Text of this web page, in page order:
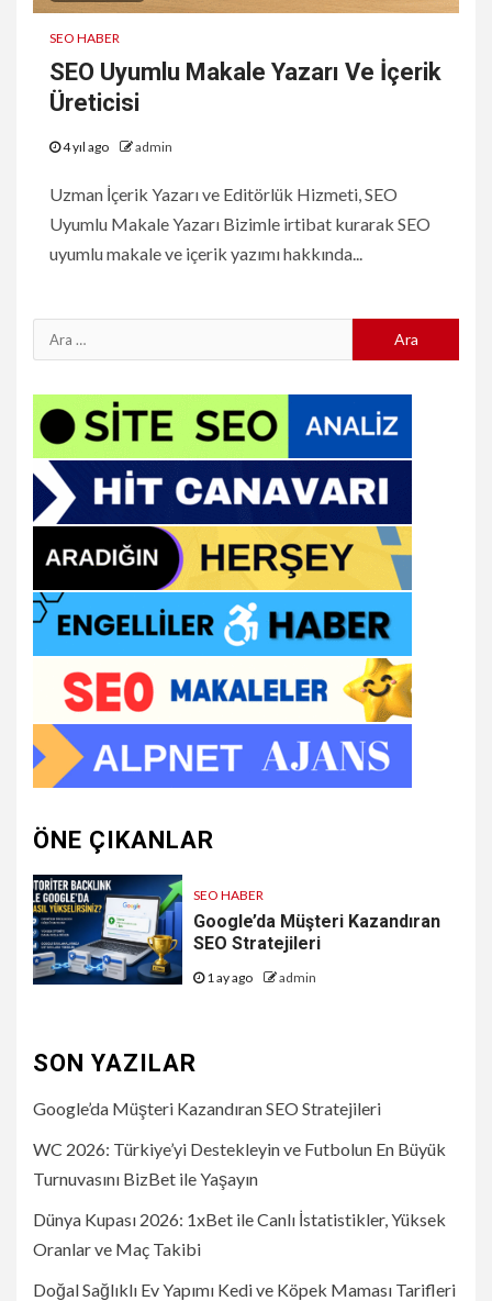
SEO HABER
SEO Uyumlu Makale Yazarı Ve İçerik
Üreticisi
4 yıl ago admin
Uzman İçerik Yazarı ve Editörlük Hizmeti, SEO
Uyumlu Makale Yazarı Bizimle irtibat kurarak SEO
uyumlu makale ve içerik yazımı hakkında...
Arama:
ÖNE ÇIKANLAR
SEO HABER
Google’da Müşteri Kazandıran
SEO Stratejileri
1 ay ago admin
SON YAZILAR
Google’da Müşteri Kazandıran SEO Stratejileri
WC 2026: Türkiye’yi Destekleyin ve Futbolun En Büyük
Turnuvasını BizBet ile Yaşayın
Dünya Kupası 2026: 1xBet ile Canlı İstatistikler, Yüksek
Oranlar ve Maç Takibi
Doğal Sağlıklı Ev Yapımı Kedi ve Köpek Maması Tarifleri